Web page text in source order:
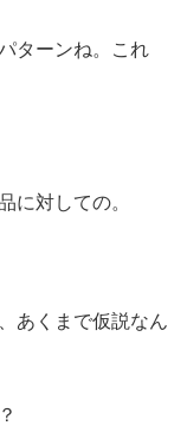
ターンね。これ
に対しての。
あくまで仮説なん